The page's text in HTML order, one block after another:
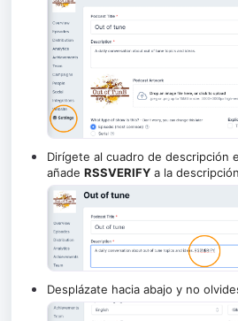
Dirígete al cuadro de descripción
añade RSSVERIFY a la
Desplázate hacia abajo y no